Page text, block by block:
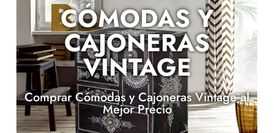
CÓMODAS Y
CAJONERAS
VINTAGE
Comprar Cómodas y Cajoneras Vintage al
Mejor Precio